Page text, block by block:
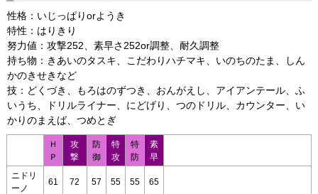
性格：いじっぱりorようき
特性：はりきり
努力値：攻撃252、素早さ252or調整、耐久調整
持ち物：きあいのタスキ、こだわりハチマキ、いのちのたま、しん
かのきせきなど
技：どくづき、もろはのずつき、おんがえし、アイアンテール、ふ
いうち、ドリルライナー、にどげり、つのドリル、カウンター、い
かりのまえば、つめとぎ
Ｈ
Ｐ
攻
撃
防
御
特
攻
特
防
素
早
ニドリ
ーノ
61 72 57 55 55 65